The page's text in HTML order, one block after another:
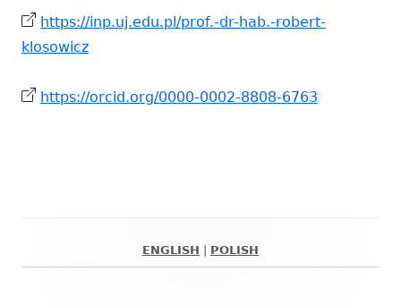
https://inp.uj.edu.pl/prof.-dr-hab.-robert-
klosowicz
https://orcid.org/0000-0002-8808-6763
ENGLISH POLISH